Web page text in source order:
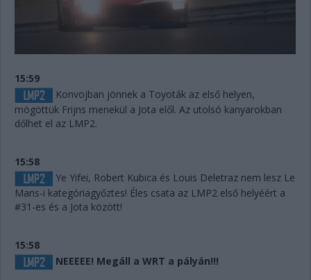
15:59
Konvojban jönnek a Toyoták az első helyen,
mögöttük Frijns menekül a Jota elől. Az utolsó kanyarokban
dőlhet el az LMP2.
15:58
Ye Yifei, Robert Kubica és Louis Deletraz nem lesz Le
Mans-i kategóriagyőztes! Éles csata az LMP2 első helyéért a
#31-es és a Jota között!
15:58
NEEEEE! Megáll a WRT a pályán!!!